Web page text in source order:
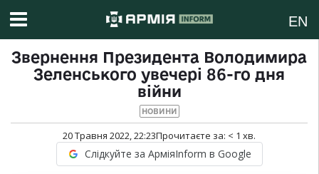
EN
Звернення Президента Володимира
Зеленського увечері 86-го дня
війни
НОВИНИ
20 Травня 2022, 22:23Прочитаєте за: < 1 хв.
Слідкуйте за АрміяInform в Google